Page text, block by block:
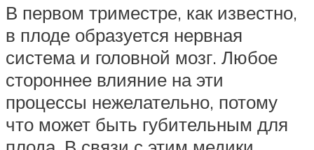
В первом триместре, как известно,
в плоде образуется нервная
система и головной мозг. Любое
стороннее влияние на эти
процессы нежелательно, потому
что может быть губительным для